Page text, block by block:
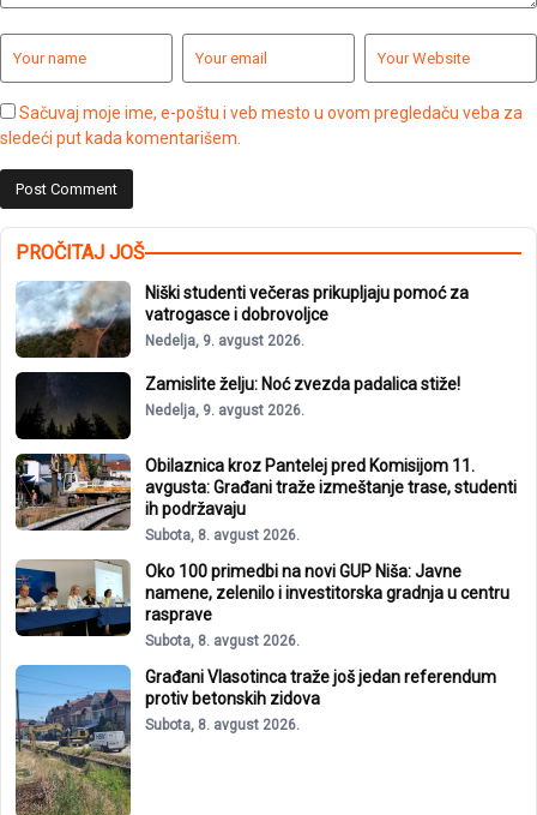
Sačuvaj moje ime, e-poštu i veb mesto u ovom pregledaču veba za
sledeći put kada komentarišem.
PROČITAJ JOŠ
Niški studenti večeras prikupljaju pomoć za
vatrogasce i dobrovoljce
Nedelja, 9. avgust 2026.
Zamislite želju: Noć zvezda padalica stiže!
Nedelja, 9. avgust 2026.
Obilaznica kroz Pantelej pred Komisijom 11.
avgusta: Građani traže izmeštanje trase, studenti
ih podržavaju
Subota, 8. avgust 2026.
Oko 100 primedbi na novi GUP Niša: Javne
namene, zelenilo i investitorska gradnja u centru
rasprave
Subota, 8. avgust 2026.
Građani Vlasotinca traže još jedan referendum
protiv betonskih zidova
Subota, 8. avgust 2026.